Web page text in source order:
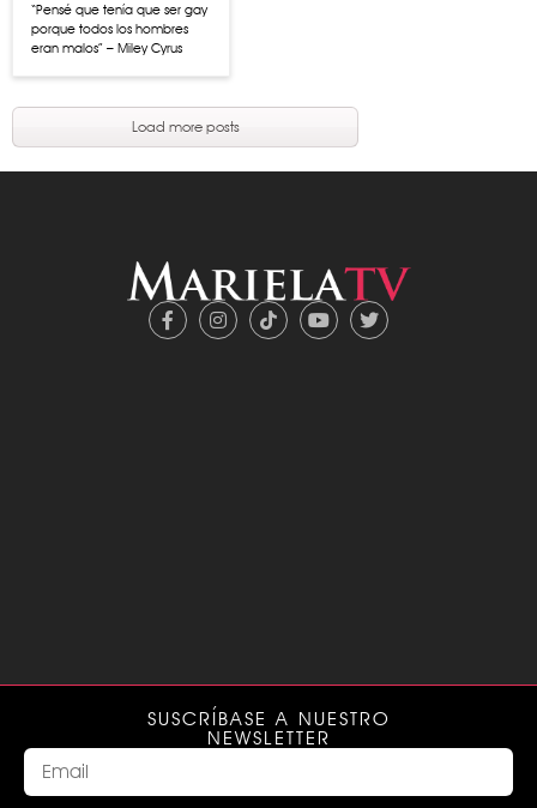
“Pensé que tenía que ser gay
porque todos los hombres
eran malos” – Miley Cyrus
Load more posts
SUSCRÍBASE A NUESTRO
NEWSLETTER